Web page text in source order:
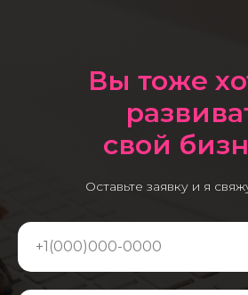
Вы тоже
свой
Оставьте заявку и я